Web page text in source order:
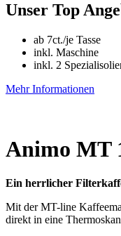
Unser Top
ab 7ct./je Tasse
inkl. Maschine
inkl. 2
Mehr Informationen
Animo MT
Ein herrlicher
Mit der MT-line
direkt in eine